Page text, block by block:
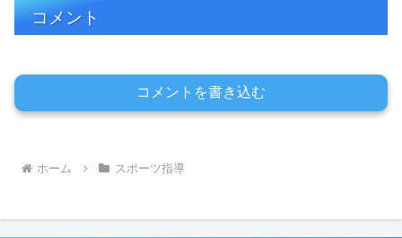
コメント
コメントを書き込む
ホーム スポーツ指導